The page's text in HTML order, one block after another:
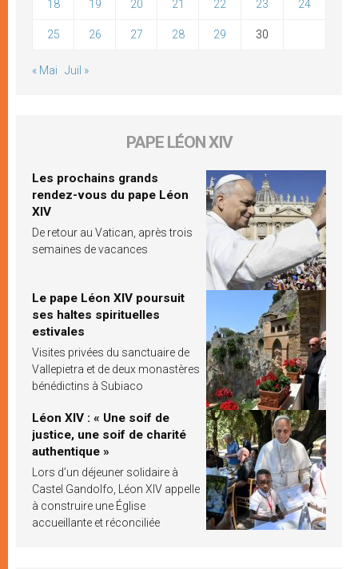
18 19 20 21 22 23 24
25 26 27 28 29 30
« Mai Juil »
PAPE LÉON XIV
Les prochains grands
rendez-vous du pape Léon
XIV
De retour au Vatican, après trois
semaines de vacances
Le pape Léon XIV poursuit
ses haltes spirituelles
estivales
Visites privées du sanctuaire de
Vallepietra et de deux monastères
bénédictins à Subiaco
Léon XIV : « Une soif de
justice, une soif de charité
authentique »
Lors d’un déjeuner solidaire à
Castel Gandolfo, Léon XIV appelle
à construire une Église
accueillante et réconciliée